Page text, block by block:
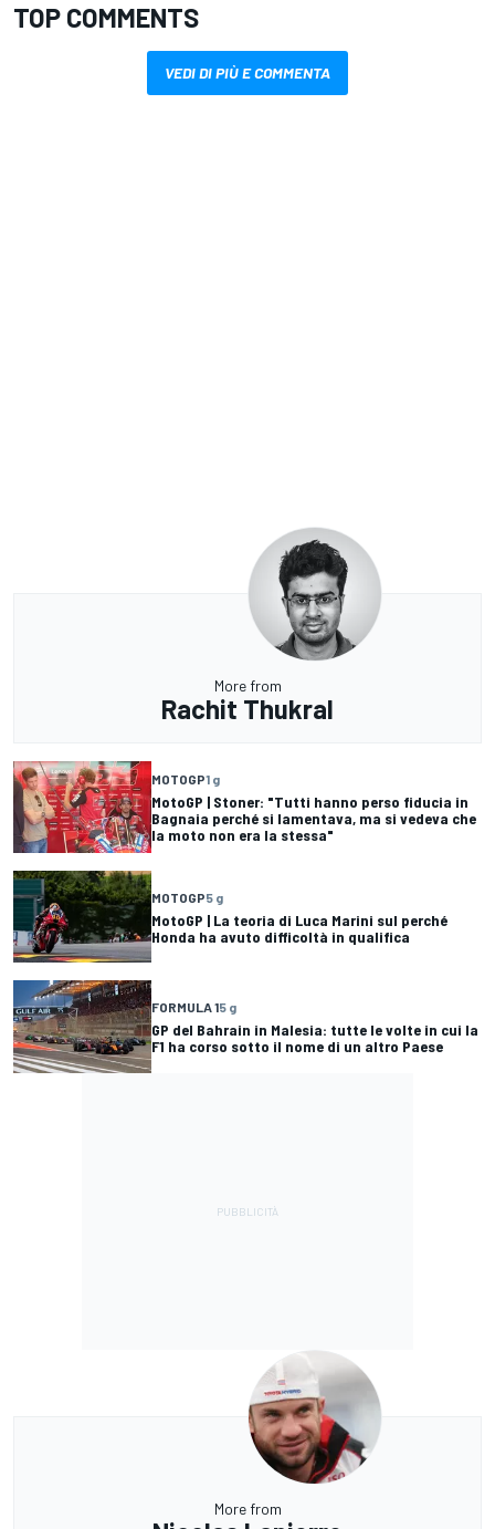
TOP COMMENTS
VEDI DI PIÙ E COMMENTA
More from
Rachit Thukral
MOTOGP1 g
MotoGP | Stoner: "Tutti hanno perso fiducia in
Bagnaia perché si lamentava, ma si vedeva che
la moto non era la stessa"
MOTOGP5 g
MotoGP | La teoria di Luca Marini sul perché
Honda ha avuto difficoltà in qualifica
FORMULA 15 g
GP del Bahrain in Malesia: tutte le volte in cui la
F1 ha corso sotto il nome di un altro Paese
More from